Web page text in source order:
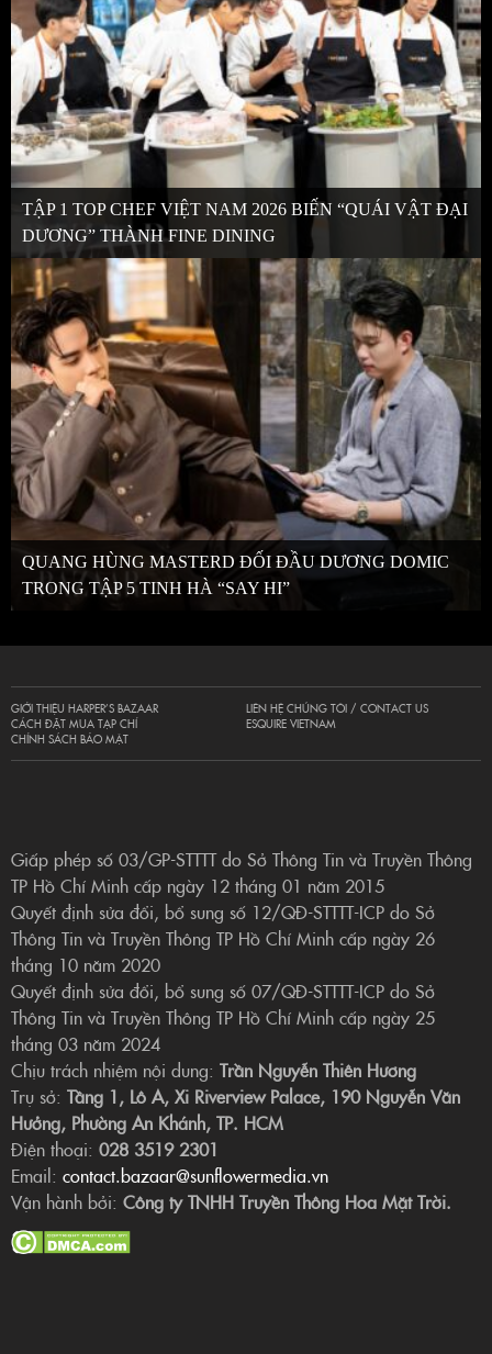
TẬP 1 TOP CHEF VIỆT NAM 2026 BIẾN “QUÁI VẬT ĐẠI
DƯƠNG” THÀNH FINE DINING
QUANG HÙNG MASTERD ĐỐI ĐẦU DƯƠNG DOMIC
TRONG TẬP 5 TINH HÀ “SAY HI”
GIỚI THIỆU HARPER’S BAZAAR
CÁCH ĐẶT MUA TẠP CHÍ
CHÍNH SÁCH BẢO MẬT
LIÊN HỆ CHÚNG TÔI / CONTACT US
ESQUIRE VIETNAM
Giấp phép số 03/GP-STTTT do Sở Thông Tin và Truyền Thông
TP Hồ Chí Minh cấp ngày 12 tháng 01 năm 2015
Quyết định sửa đổi, bổ sung số 12/QĐ-STTTT-ICP do Sở
Thông Tin và Truyền Thông TP Hồ Chí Minh cấp ngày 26
tháng 10 năm 2020
Quyết định sửa đổi, bổ sung số 07/QĐ-STTTT-ICP do Sở
Thông Tin và Truyền Thông TP Hồ Chí Minh cấp ngày 25
tháng 03 năm 2024
Chịu trách nhiệm nội dung: Trần Nguyễn Thiên Hương
Trụ sở: Tầng 1, Lô A, Xi Riverview Palace, 190 Nguyễn Văn
Hưởng, Phường An Khánh, TP. HCM
Điện thoại: 028 3519 2301
Email: contact.bazaar@sunflowermedia.vn
Vận hành bởi: Công ty TNHH Truyền Thông Hoa Mặt Trời.